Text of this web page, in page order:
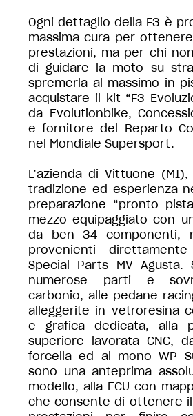
Ogni dettaglio della F3 è
massima cura per
prestazioni, ma per chi
di guidare la moto su
spremerla al massimo in
acquistare il kit “F3
da Evolutionbike,
e fornitore del Reparto
nel Mondiale Supersport.
L’azienda di Vittuone
tradizione ed esperienza
preparazione “pronto
mezzo equipaggiato con
da ben 34 componenti,
provenienti
Special Parts MV Agusta.
numerose parti e
carbonio, alle pedane
alleggerite in vetroresina
e grafica dedicata, alla
superiore lavorata CNC,
forcella ed al mono WP
sono una anteprima
modello, alla ECU con
che consente di ottenere il